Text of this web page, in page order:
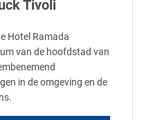
Tivoli
Hotel Ramada
van de hoofdstad van
in de omgeving en de